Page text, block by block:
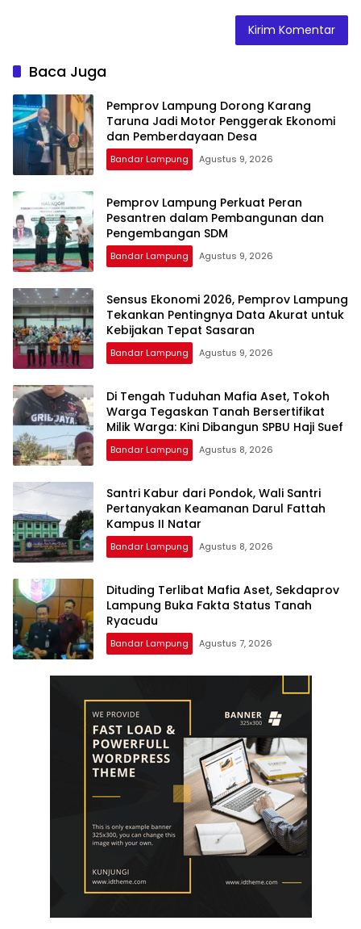
Baca Juga
Pemprov Lampung Dorong Karang
Taruna Jadi Motor Penggerak Ekonomi
dan Pemberdayaan Desa
Bandar Lampung Agustus 9, 2026
Pemprov Lampung Perkuat Peran
Pesantren dalam Pembangunan dan
Pengembangan SDM
Bandar Lampung Agustus 9, 2026
Sensus Ekonomi 2026, Pemprov Lampung
Tekankan Pentingnya Data Akurat untuk
Kebijakan Tepat Sasaran
Bandar Lampung Agustus 9, 2026
Di Tengah Tuduhan Mafia Aset, Tokoh
Warga Tegaskan Tanah Bersertifikat
Milik Warga: Kini Dibangun SPBU Haji Suef
Bandar Lampung Agustus 8, 2026
Santri Kabur dari Pondok, Wali Santri
Pertanyakan Keamanan Darul Fattah
Kampus II Natar
Bandar Lampung Agustus 8, 2026
Dituding Terlibat Mafia Aset, Sekdaprov
Lampung Buka Fakta Status Tanah
Ryacudu
Bandar Lampung Agustus 7, 2026